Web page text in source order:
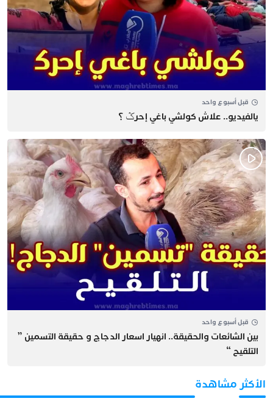
قبل أسبوع واحد
يالفيديو.. علاش كولشي باغي إحرݣ ؟
قبل أسبوع واحد
بين الشائعات والحقيقة.. انهيار اسعار الدجاج و حقيقة التسمين ”
التلقيح “
الأكثر مشاهدة